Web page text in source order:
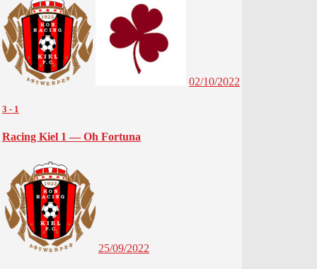
02/10/2022
3 - 1
Racing Kiel 1 — Oh Fortuna
25/09/2022